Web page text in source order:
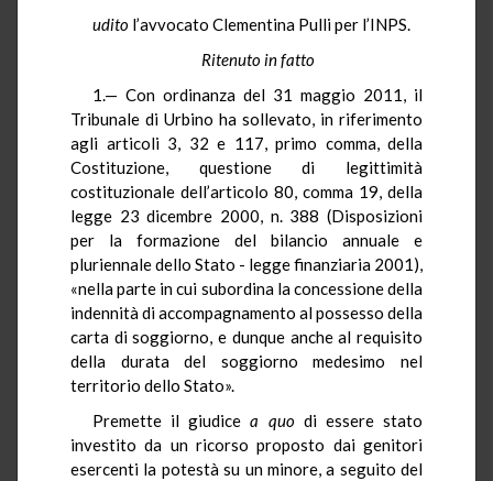
udito l’avvocato Clementina Pulli per l’INPS.
Ritenuto in fatto
1.— Con ordinanza del 31 maggio 2011, il
Tribunale di Urbino ha sollevato, in riferimento
agli articoli 3, 32 e 117, primo comma, della
Costituzione, questione di legittimità
costituzionale dell’articolo 80, comma 19, della
legge 23 dicembre 2000, n. 388 (Disposizioni
per la formazione del bilancio annuale e
pluriennale dello Stato - legge finanziaria 2001),
«nella parte in cui subordina la concessione della
indennità di accompagnamento al possesso della
carta di soggiorno, e dunque anche al requisito
della durata del soggiorno medesimo nel
territorio dello Stato».
Premette il giudicea quodi essere stato
investito da un ricorso proposto dai genitori
esercenti la potestà su un minore, a seguito del